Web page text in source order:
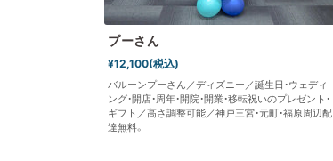
プーさん
¥12,100(税込)
バルーンプーさん／ディズニー／誕生日・ウェディ
ング・開店・周年・開院・開業・移転祝いのプレゼント・
ギフト／高さ調整可能／神戸三宮・元町・福原周辺配
達無料。